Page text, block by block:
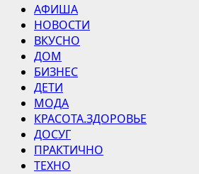
Основное
меню
АФИША
НОВОСТИ
ВКУСНО
ДОМ
БИЗНЕС
ДЕТИ
МОДА
КРАСОТА.ЗДОРОВЬЕ
ДОСУГ
ПРАКТИЧНО
ТЕХНО